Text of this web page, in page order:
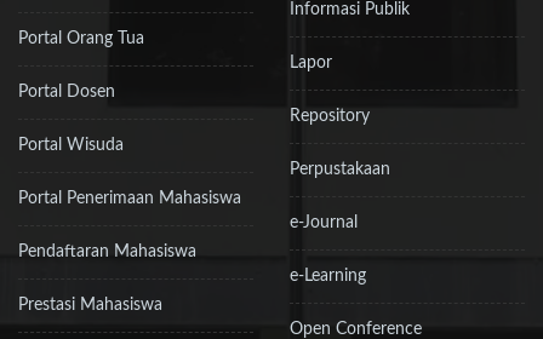
Portal Orang Tua
Portal Dosen
Portal Wisuda
Portal Penerimaan Mahasiswa
Pendaftaran Mahasiswa
Prestasi Mahasiswa
Informasi Publik
Lapor
Repository
Perpustakaan
e-Journal
e-Learning
Open Conference